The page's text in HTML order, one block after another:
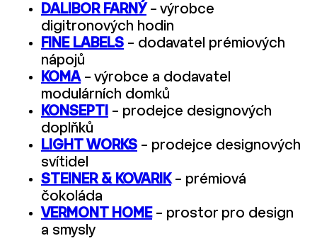
DALIBOR FARNÝ – výrobce
digitronových hodin
FINE LABELS – dodavatel prémiových
nápojů
KOMA– výrobce a dodavatel
modulárních domků
KONSEPTI – prodejce designových
doplňků
LIGHT WORKS – prodejce designových
svítidel
STEINER & KOVARIK– prémiová
čokoláda
VERMONT HOME– prostor pro design
a smysly